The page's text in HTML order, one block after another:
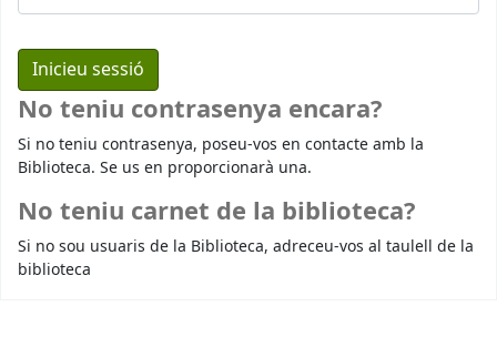
No teniu contrasenya encara?
Si no teniu contrasenya, poseu-vos en contacte amb la
Biblioteca. Se us en proporcionarà una.
No teniu carnet de la biblioteca?
Si no sou usuaris de la Biblioteca, adreceu-vos al taulell de la
biblioteca